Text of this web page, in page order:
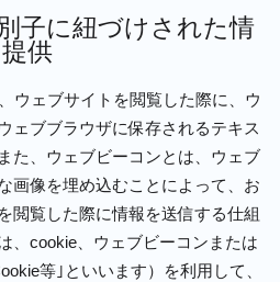
子に紐づけされた情
供
ウェブサイトを閲覧した際に、ウ
ェブブラウザに保存されるテキス
た、ウェブビーコンとは、ウェブ
画像を埋め込むことによって、お
閲覧した際に情報を送信する仕組
、cookie、ウェブビーコンまたは
等｣といいます）を利用して、